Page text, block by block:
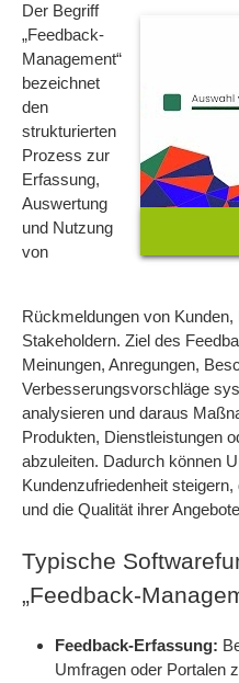
Der Begriff
„Feedback-
Management“
bezeichnet
den
strukturierten
Prozess zur
Erfassung,
Auswertung
und Nutzung
von
Rückmeldungen von
Stakeholdern. Ziel des
Meinungen, Anregungen,
Verbesserungsvorschläge
analysieren und daraus
Produkten, Dienstleistungen
abzuleiten. Dadurch können
Kundenzufriedenheit
und die Qualität ihrer
Typische
„Feedback-
Feedback-Erfassung:
Umfragen oder Portalen